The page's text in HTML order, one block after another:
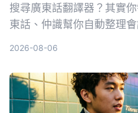
搜尋廣東話翻譯器？其實
東話、仲識幫你自動整理
2026-08-06